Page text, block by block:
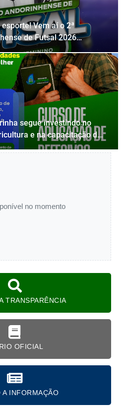
Vem aí o 2ª
de Futsal 2026
🔥💚
segue investindo no
e na capacitação do
campo!
no momento
TRANSPARÊNCIA
OFICIAL
A INFORMAÇÃO